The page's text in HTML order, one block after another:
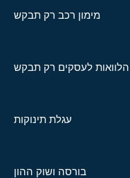
מימון רכב רק תבקש
הלוואות לעסקים רק תבקש
עגלת תינוקות
בורסה ושוק ההון